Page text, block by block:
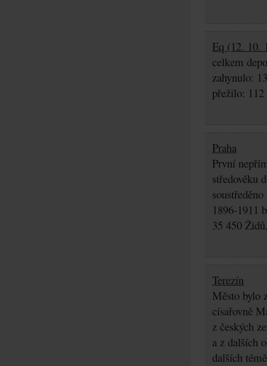
Eq (12. 10.
celkem
zahynulo:
přežilo: 112
Praha
První
středověku
1896-1911
35 450
Terezín
Město bylo
císařovně
z českých
a z dalších
dalších